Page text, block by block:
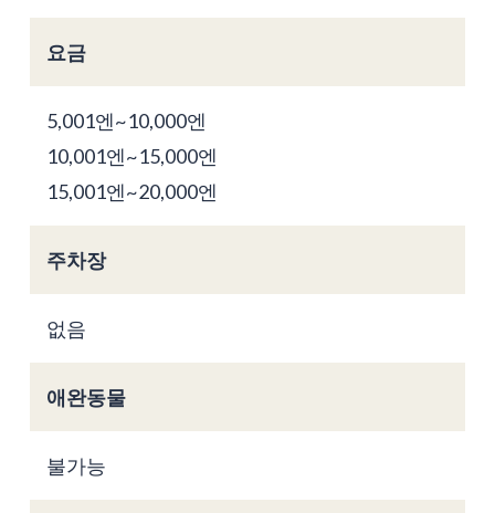
요금
5,001엔~10,000엔
10,001엔~15,000엔
15,001엔~20,000엔
주차장
없음
애완동물
불가능